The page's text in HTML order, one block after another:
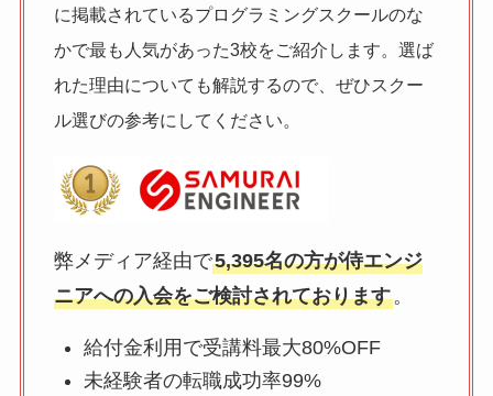
に掲載されているプログラミングスクールのな
かで最も人気があった3校をご紹介します。選ば
れた理由についても解説するので、ぜひスクー
ル選びの参考にしてください。
弊メディア経由で5,395名の方が侍エンジ
ニアへの入会をご検討されております。
給付金利用で受講料最大80%OFF
未経験者の転職成功率99%